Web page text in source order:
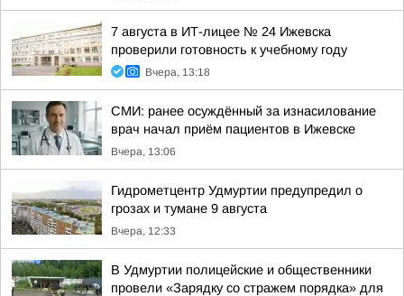
7 августа в ИТ-лицее № 24 Ижевска
проверили готовность к учебному году
Вчера, 13:18
СМИ: ранее осуждённый за изнасилование
врач начал приём пациентов в Ижевске
Вчера, 13:06
Гидрометцентр Удмуртии предупредил о
грозах и тумане 9 августа
Вчера, 12:33
В Удмуртии полицейские и общественники
провели «Зарядку со стражем порядка» для